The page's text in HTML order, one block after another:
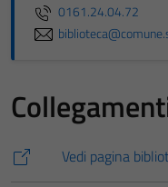
0161.24.04.72
Vedi pagina